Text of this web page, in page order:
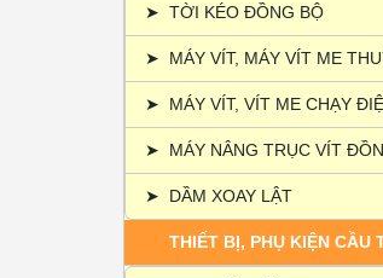
➤ TỜI KÉO ĐỒNG BỘ
➤ MÁY VÍT, MÁY VÍT ME
➤ MÁY VÍT, VÍT ME CHẠY
➤ MÁY NÂNG TRỤC VÍT
➤ DẦM XOAY LẬT
THIẾT BỊ, PHỤ KIỆN CẦU